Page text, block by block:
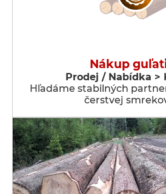
Nákup
Prodej / Nabídka >
Hľadáme stabilných
čerstvej